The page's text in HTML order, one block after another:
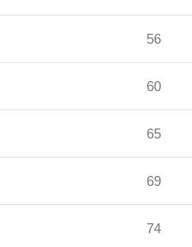
56
60
65
69
74